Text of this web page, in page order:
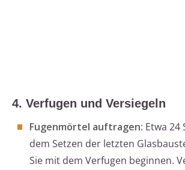
4. Verfugen und Versiegeln
Fugenmörtel auftragen: Etwa
dem Setzen der letzten
Sie mit dem Verfugen beginnen.